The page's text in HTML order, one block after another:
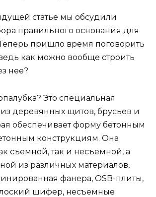
статье мы обсудили
правильного основания для
пришло время поговорить
как можно вообще строить
нее?
Это специальная
деревянных щитов, брусьев и
обеспечивает форму бетонным
конструкциям. Она
съемной, так и несъемной, а
из различных материалов,
фанера, OSB-плиты,
шифер, несъемные